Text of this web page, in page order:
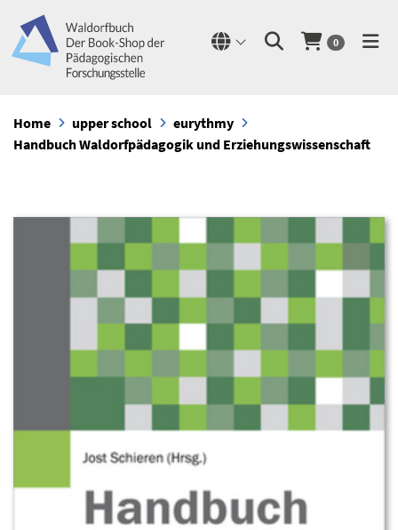
0
Home upper school
eurythmy
Handbuch Waldorfpädagogik und Erziehungswissenschaft